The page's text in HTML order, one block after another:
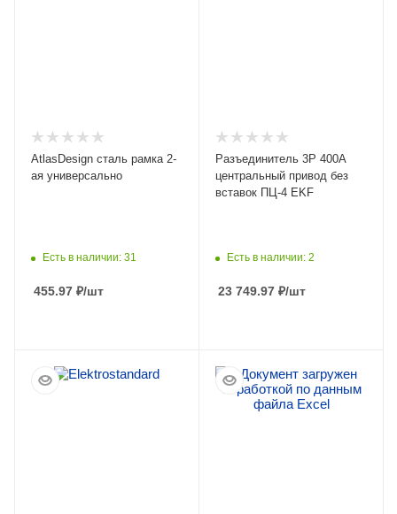
AtlasDesign сталь рамка 2-
ая универсально
Есть в наличии: 31
455.97 ₽/шт
ПОДРОБНЕЕ
Разъединитель 3Р 400А
центральный привод без
вставок ПЦ-4 EKF
Есть в наличии: 2
23 749.97 ₽/шт
ПОДРОБНЕЕ